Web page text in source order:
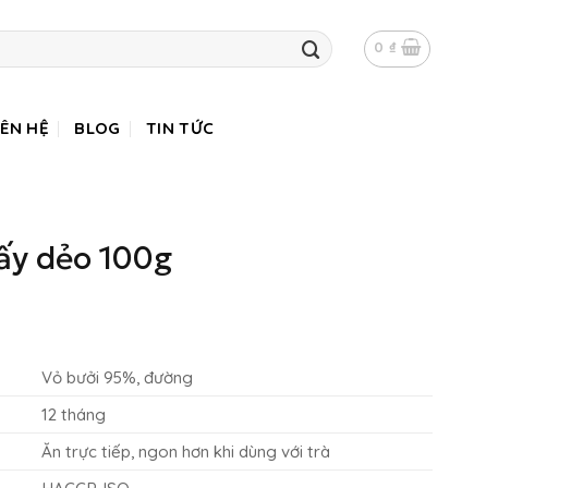
0 ₫
HỆ BLOG TIN TỨC
dẻo 100g
Vỏ bưởi 95%, đường
12 tháng
Ăn trực tiếp, ngon hơn khi dùng với trà